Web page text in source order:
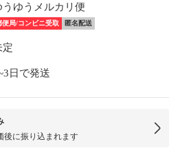
うゆうメルカリ便
便局/コンビニ受取 匿名配送
定
日で発送
後に振り込まれます